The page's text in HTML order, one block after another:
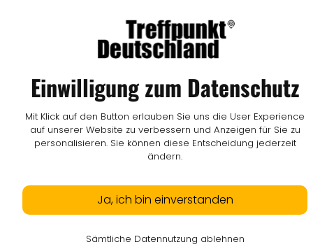
Einwilligung zum Datenschutz
Mit Klick auf den Button erlauben Sie uns die User Experience
auf unserer Website zu verbessern und Anzeigen für Sie zu
personalisieren. Sie können diese Entscheidung jederzeit
ändern.
Ja, ich bin einverstanden
Sämtliche Datennutzung ablehnen